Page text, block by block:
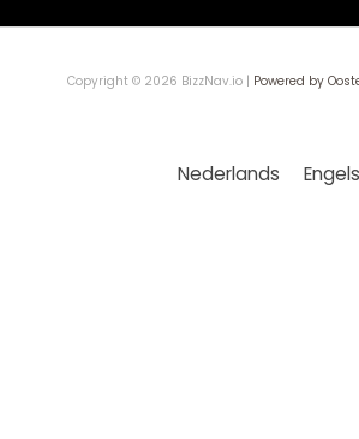
Copyright © 2026 BizzNav.io | Powered by
Nederlands Engels